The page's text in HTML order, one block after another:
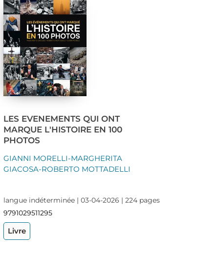
LES EVENEMENTS QUI ONT
MARQUE L'HISTOIRE EN 100
PHOTOS
GIANNI MORELLI-MARGHERITA
GIACOSA-ROBERTO MOTTADELLI
langue indéterminée | 03-04-2026 | 224 pages
9791029511295
Livre